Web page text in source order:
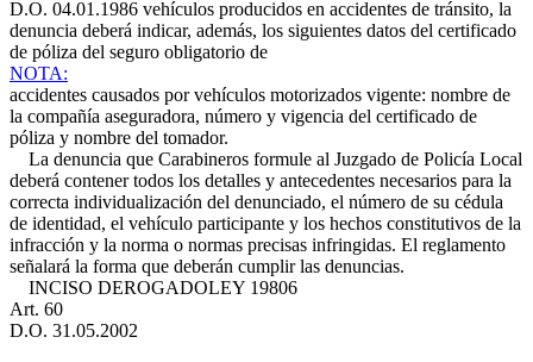
D.O. 04.01.1986 vehículos producidos en accidentes de tránsito, la
denuncia deberá indicar, además, los siguientes datos del certificado
de póliza del seguro obligatorio de
NOTA:
accidentes causados por vehículos motorizados vigente: nombre de
la compañía aseguradora, número y vigencia del certificado de
póliza y nombre del tomador.
La denuncia que Carabineros formule al Juzgado de Policía Local
deberá contener todos los detalles y antecedentes necesarios para la
correcta individualización del denunciado, el número de su cédula
de identidad, el vehículo participante y los hechos constitutivos de la
infracción y la norma o normas precisas infringidas. El reglamento
señalará la forma que deberán cumplir las denuncias.
INCISO DEROGADOLEY 19806
Art. 60
D.O. 31.05.2002